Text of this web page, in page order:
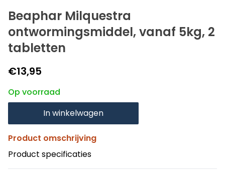
Beaphar Milquestra
ontwormingsmiddel, vanaf 5kg, 2
tabletten
€13,95
Op voorraad
In winkelwagen
Product omschrijving
Product specificaties